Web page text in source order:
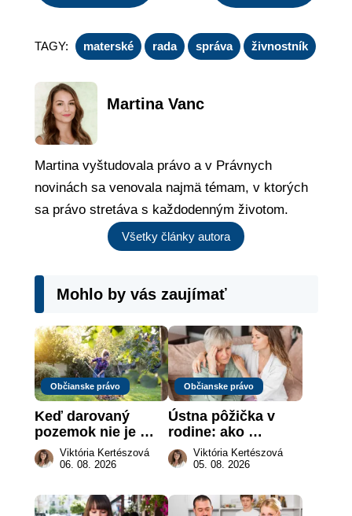
TAGY: materské rada správa živnostník
Martina Vanc
Martina vyštudovala právo a v Právnych
novinách sa venovala najmä témam, v ktorých
sa právo stretáva s každodenným životom.
Všetky články autora
Mohlo by vás zaujímať
Občianske právo
Keď darovaný
pozemok nie je
„hotová vec“: kedy
môže darca žiadať
Viktória Kertészová
06. 08. 2026
Občianske právo
Ústna pôžička v
rodine: ako
vymôcť peniaze,
keď na papieri nie
Viktória Kertészová
05. 08. 2026